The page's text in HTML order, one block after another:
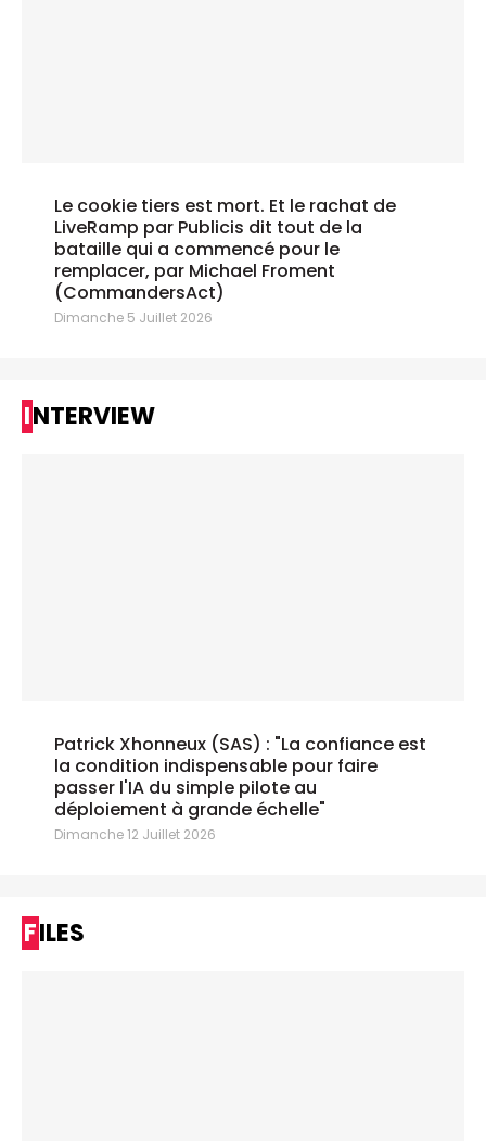
Le cookie tiers est mort. Et le rachat de
LiveRamp par Publicis dit tout de la
bataille qui a commencé pour le
remplacer, par Michael Froment
(CommandersAct)
Dimanche 5 Juillet 2026
INTERVIEW
Patrick Xhonneux (SAS) : "La confiance est
la condition indispensable pour faire
passer l'IA du simple pilote au
déploiement à grande échelle"
Dimanche 12 Juillet 2026
FILES